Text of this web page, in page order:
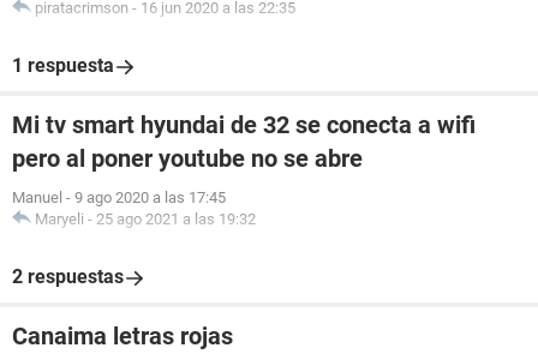
piratacrimson - 16 jun 2020 a las 22:35
1 respuesta
Mi tv smart hyundai de 32 se conecta a wifi
pero al poner youtube no se abre
Manuel - 9 ago 2020 a las 17:45
Maryeli - 25 ago 2021 a las 19:32
2 respuestas
Canaima letras rojas